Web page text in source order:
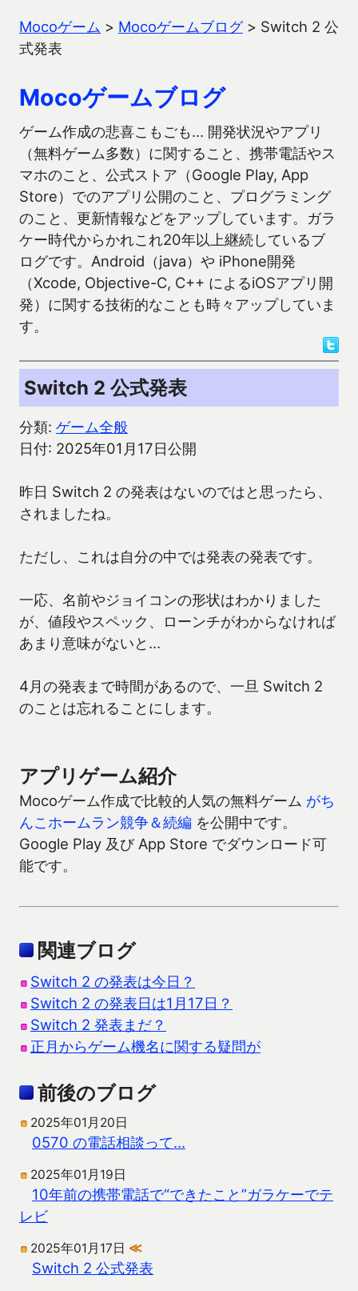
Mocoゲーム > Mocoゲームブログ> Switch 2 公
式発表
Mocoゲームブログ
ゲーム作成の悲喜こもごも… 開発状況やアプリ
（無料ゲーム多数）に関すること、携帯電話やス
マホのこと、公式ストア（Google Play, App
Store）でのアプリ公開のこと、プログラミング
のこと、更新情報などをアップしています。ガラ
ケー時代からかれこれ20年以上継続しているブ
ログです。Android（java）や iPhone開発
（Xcode, Objective-C, C++ によるiOSアプリ開
発）に関する技術的なことも時々アップしていま
す。
Switch 2 公式発表
分類: ゲーム全般
日付: 2025年01月17日公開
昨日 Switch 2 の発表はないのではと思ったら、
されましたね。
ただし、これは自分の中では発表の発表です。
一応、名前やジョイコンの形状はわかりました
が、値段やスペック、ローンチがわからなければ
あまり意味がないと…
4月の発表まで時間があるので、一旦 Switch 2
のことは忘れることにします。
アプリゲーム紹介
Mocoゲーム作成で比較的人気の無料ゲーム がち
んこホームラン競争＆続編 を公開中です。
Google Play 及び App Store でダウンロード可
能です。
関連ブログ
Switch 2 の発表は今日？
Switch 2 の発表日は1月17日？
Switch 2 発表まだ？
正月からゲーム機名に関する疑問が
前後のブログ
2025年01月20日
0570 の電話相談って…
2025年01月19日
10年前の携帯電話で“できたこと”ガラケーでテ
レビ
2025年01月17日 ≪
Switch 2 公式発表